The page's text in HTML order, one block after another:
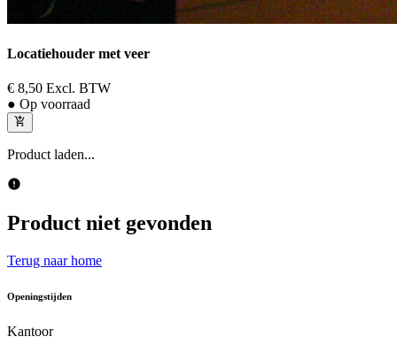
Locatiehouder met veer
€ 8,50 Excl. BTW
● Op voorraad
Product laden...
Product niet gevonden
Terug naar home
Openingstijden
Kantoor